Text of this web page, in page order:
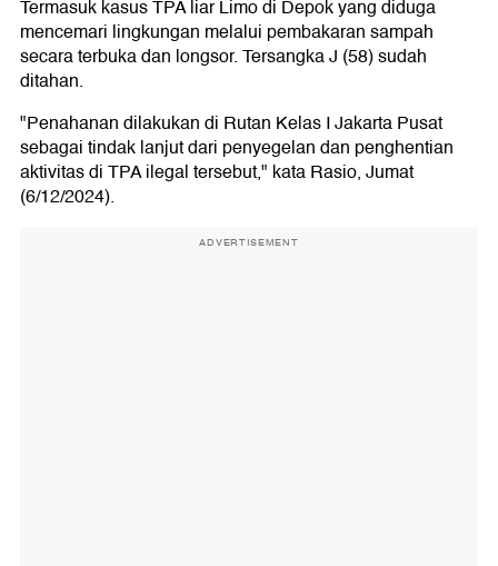
Termasuk kasus TPA liar Limo di Depok yang diduga
mencemari lingkungan melalui pembakaran sampah
secara terbuka dan longsor. Tersangka J (58) sudah
ditahan.
"Penahanan dilakukan di Rutan Kelas I Jakarta Pusat
sebagai tindak lanjut dari penyegelan dan penghentian
aktivitas di TPA ilegal tersebut," kata Rasio, Jumat
(6/12/2024).
ADVERTISEMENT